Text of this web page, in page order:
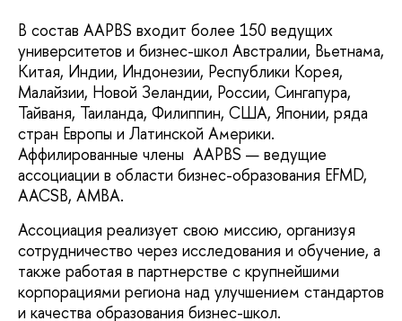
В состав AAPBS входит более 150 ведущих
университетов и бизнес-школ Австралии, Вьетнама,
Китая, Индии, Индонезии, Республики Корея,
Малайзии, Новой Зеландии, России, Сингапура,
Тайваня, Таиланда, Филиппин, США, Японии, ряда
стран Европы и Латинской Америки.
Аффилированные члены AAPBS — ведущие
ассоциации в области бизнес-образования EFMD,
AACSB, AMBA.
Ассоциация реализует свою миссию, организуя
сотрудничество через исследования и обучение, а
также работая в партнерстве c крупнейшими
корпорациями региона над улучшением стандартов
и качества образования бизнес-школ.